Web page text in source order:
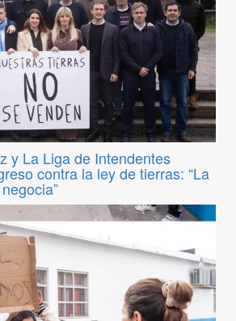
y La Liga de Intendentes
contra la ley de tierras: “La